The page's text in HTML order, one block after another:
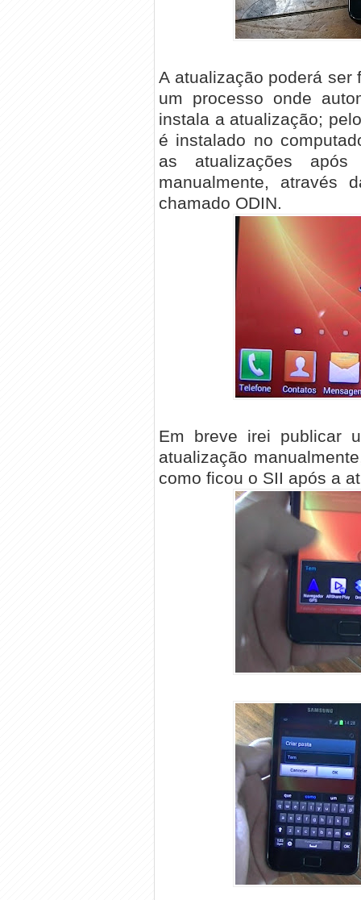
A atualização poderá ser
um processo onde
instala a atualização;
é instalado no
as atualizações
manualmente, através
chamado ODIN.
Em breve irei publicar
atualização
como ficou o SII após a